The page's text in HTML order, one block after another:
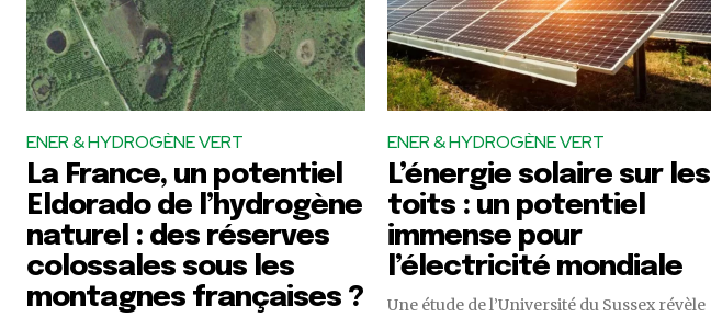
ENER & HYDROGÈNE VERT
La France, un potentiel
Eldorado de l’hydrogène
naturel : des réserves
colossales sous les
montagnes françaises ?
ENER & HYDROGÈNE VERT
L’énergie solaire sur les
toits : un potentiel
immense pour
l’électricité mondiale
Une étude de l’Université du Sussex révèle